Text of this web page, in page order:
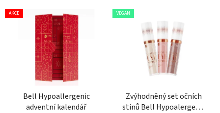
V
ý
AKCE
Bell Hypoallergenic
adventní kalendář
VEGAN
Zvýhodněný set očních
stínů Bell Hypoalergenic